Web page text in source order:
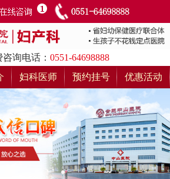
询电话： 0551-64698888
妇科医师 预约挂号 优惠活动